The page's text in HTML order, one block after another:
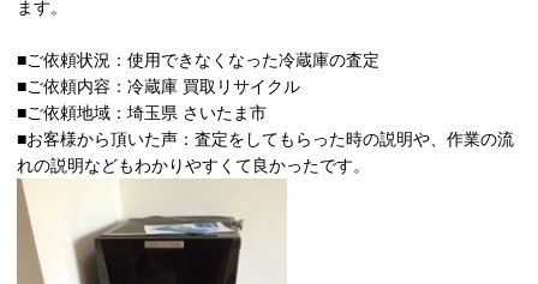
ます。
■ご依頼状況：使用できなくなった冷蔵庫の査定
■ご依頼内容：冷蔵庫 買取リサイクル
■ご依頼地域：埼玉県 さいたま市
■お客様から頂いた声：査定をしてもらった時の説明や、作業の流
れの説明などもわかりやすくて良かったです。